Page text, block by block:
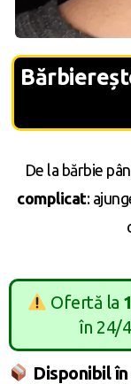
De la bărbie
complicat:
Ofertă la
în 24/
Disponibil